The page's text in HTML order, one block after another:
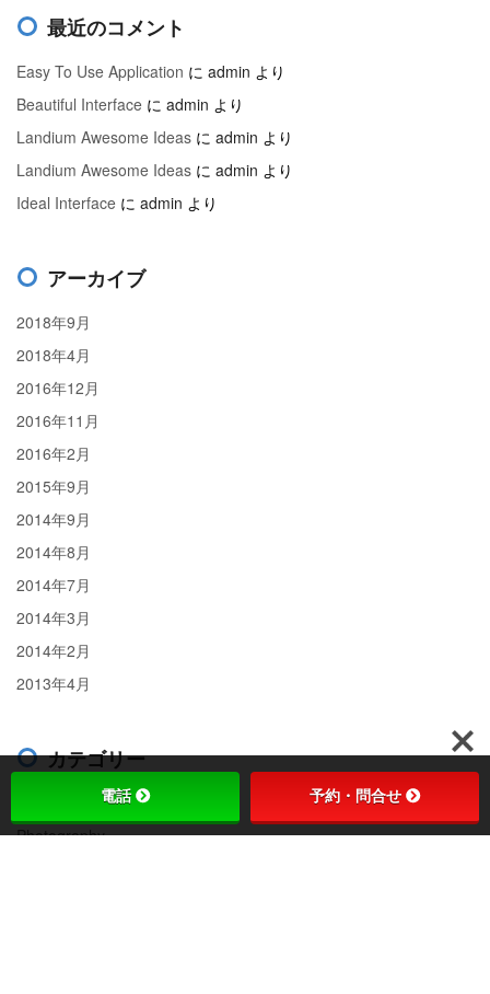
最近のコメント
Easy To Use Application に admin より
Beautiful Interface に admin より
Landium Awesome Ideas に admin より
Landium Awesome Ideas に admin より
Ideal Interface に admin より
アーカイブ
2018年9月
2018年4月
2016年12月
2016年11月
2016年2月
2015年9月
2014年9月
2014年8月
2014年7月
2014年3月
2014年2月
2013年4月
カテゴリー
Photography
電話 予約・問合せ